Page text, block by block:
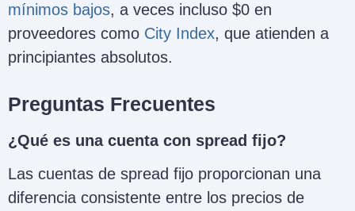
mínimos bajos, a veces incluso $0 en
proveedores como City Index, que atienden a
principiantes absolutos.
Preguntas Frecuentes
¿Qué es una cuenta con spread fijo?
Las cuentas de spread fijo proporcionan una
diferencia consistente entre los precios de